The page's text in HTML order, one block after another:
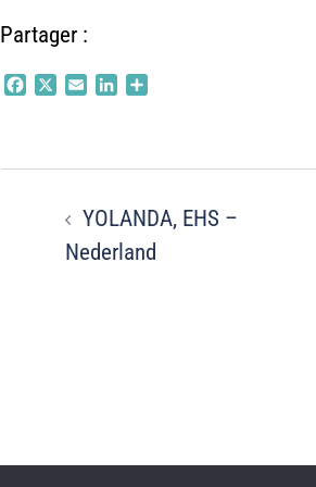
Partager :
Facebook Email LinkedIn
Navigation
d’article
YOLANDA, EHS –
Nederland